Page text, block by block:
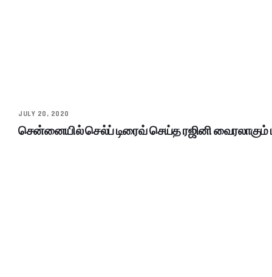
JULY 20, 2020
சென்னையில் செல்ப் டிரைவ் செய்த ரஜினி வைரலாகும்